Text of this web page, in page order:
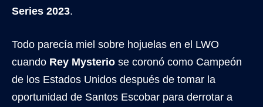
Series 2023.
Todo parecía miel sobre hojuelas en el LWO
cuando Rey Mysterio se coronó como Campeón
de los Estados Unidos después de tomar la
oportunidad de Santos Escobar para derrotar a